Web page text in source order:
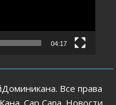
04:17
Все права
Cap Cana. Новости,